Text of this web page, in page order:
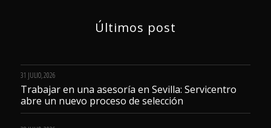
Últimos post
31 JULIO, 2026
Trabajar en una asesoría en Sevilla: Servicentro
abre un nuevo proceso de selección